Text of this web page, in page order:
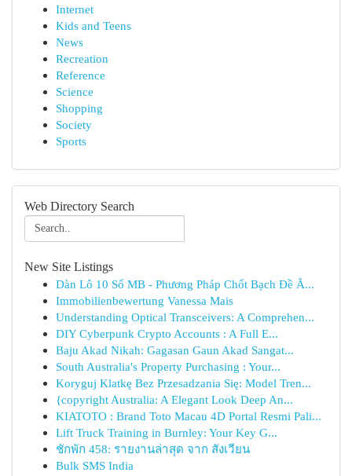
Internet
Kids and Teens
News
Recreation
Reference
Science
Shopping
Society
Sports
Web Directory Search
New Site Listings
Dàn Lô 10 Số MB - Phương Pháp Chốt Bạch Đề Ă...
Immobilienbewertung Vanessa Mais
Understanding Optical Transceivers: A Comprehen...
DIY Cyberpunk Crypto Accounts : A Full E...
Baju Akad Nikah: Gagasan Gaun Akad Sangat...
South Australia's Property Purchasing : Your...
Koryguj Klatkę Bez Przesadzania Się: Model Tren...
{copyright Australia: A Elegant Look Deep An...
KIATOTO : Brand Toto Macau 4D Portal Resmi Pali...
Lift Truck Training in Burnley: Your Key G...
ชักพัก 458: รายงานล่าสุด จาก สังเวียน
Bulk SMS India